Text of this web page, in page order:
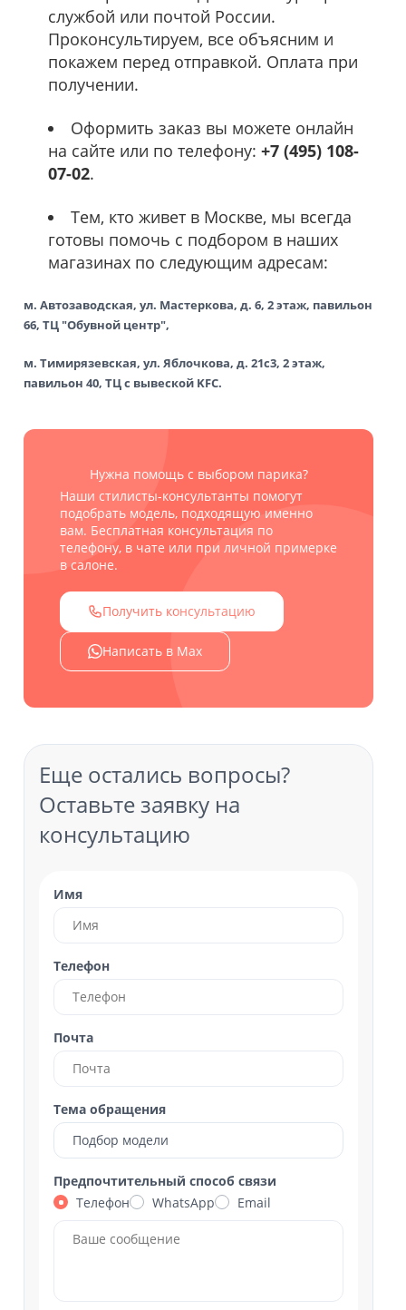
службой или почтой России.
Проконсультируем, все объясним и
покажем перед отправкой. Оплата при
получении.
Оформить заказ вы можете онлайн
на сайте или по телефону: +7 (495) 108-
07-02.
Тем, кто живет в Москве, мы всегда
готовы помочь с подбором в наших
магазинах по следующим адресам:
м. Автозаводская, ул. Мастеркова, д. 6, 2 этаж, павильон
66, ТЦ "Обувной центр",
м. Тимирязевская, ул. Яблочкова, д. 21с3, 2 этаж,
павильон 40, ТЦ с вывеской KFC.
Нужна помощь с выбором парика?
Наши стилисты-консультанты помогут
подобрать модель, подходящую именно
вам. Бесплатная консультация по
телефону, в чате или при личной примерке
в салоне.
Получить консультацию
Написать в Max
Еще остались вопросы?
Оставьте заявку на
консультацию
Имя
Телефон
Почта
Тема обращения
Подбор модели
Предпочтительный способ связи
Телефон
WhatsApp Email